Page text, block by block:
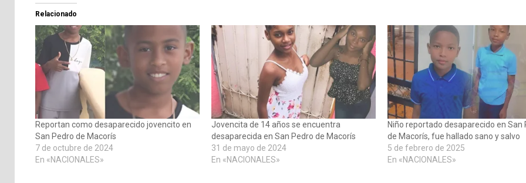
Relacionado
Reportan como desaparecido jovencito en
San Pedro de Macorís
7 de octubre de 2024
En «NACIONALES»
Jovencita de 14 años se encuentra
desaparecida en San Pedro de Macorís
31 de mayo de 2024
En «NACIONALES»
Niño reportado desaparecido en San
de Macorís, fue hallado sano y salvo
5 de febrero de 2025
En «NACIONALES»